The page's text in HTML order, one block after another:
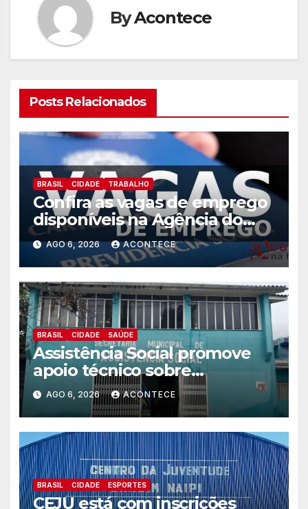
ByAcontece
Posts Relacionados
BRASIL CIDADE TRABALHO
Confira as vagas de emprego
disponíveis na Agência do
Trabalhador
AGO 6, 2026 ACONTECE
BRASIL CIDADE SAÚDE
Assistência Social promove
apoio técnico sobre
preparação e resposta a
situações de emergência e
calamidade pública
AGO 6, 2026 ACONTECE
BRASIL CIDADE ESPORTES
CEJU está com inscrições